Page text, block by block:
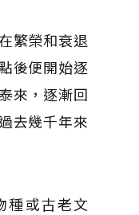
繁榮和衰退
後便開始逐
來，逐漸回
去幾千年來
種或古老文